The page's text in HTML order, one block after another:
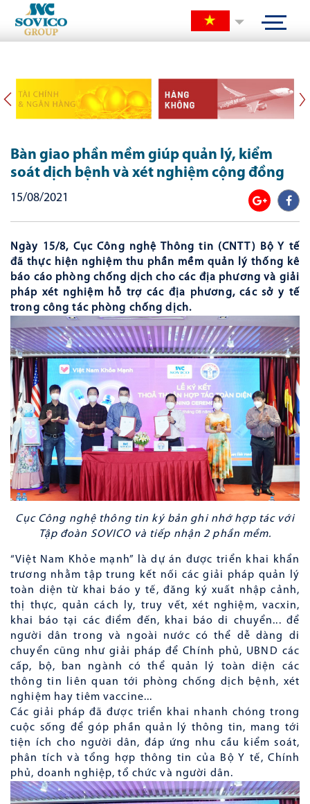
Bàn giao phần mềm giúp quản lý, kiểm
soát dịch bệnh và xét nghiệm cộng đồng
15/08/2021
Ngày 15/8, Cục Công nghệ Thông tin (CNTT) Bộ Y tế
đã thực hiện nghiệm thu phần mềm quản lý thống kê
báo cáo phòng chống dịch cho các địa phương và giải
pháp xét nghiệm hỗ trợ các địa phương, các sở y tế
trong công tác phòng chống dịch.
Cục Công nghệ thông tin ký bản ghi nhớ hợp tác với
Tập đoàn SOVICO và tiếp nhận 2 phần mềm.
“Việt Nam Khỏe mạnh” là dự án được triển khai khẩn
trương nhằm tập trung kết nối các giải pháp quản lý
toàn diện từ khai báo y tế, đăng ký xuất nhập cảnh,
thị thực, quản cách ly, truy vết, xét nghiệm, vacxin,
khai báo tại các điểm đến, khai báo di chuyển... để
người dân trong và ngoài nước có thể dễ dàng di
chuyển cũng như giải pháp để Chính phủ, UBND các
cấp, bộ, ban ngành có thể quản lý toàn diện các
thông tin liên quan tới phòng chống dịch bệnh, xét
nghiệm hay tiêm vaccine...
Các giải pháp đã được triển khai nhanh chóng trong
cuộc sống để góp phần quản lý thông tin, mang tới
tiện ích cho người dân, đáp ứng nhu cầu kiểm soát,
phân tích và tổng hợp thông tin của Bộ Y tế, Chính
phủ, doanh nghiệp, tổ chức và người dân.